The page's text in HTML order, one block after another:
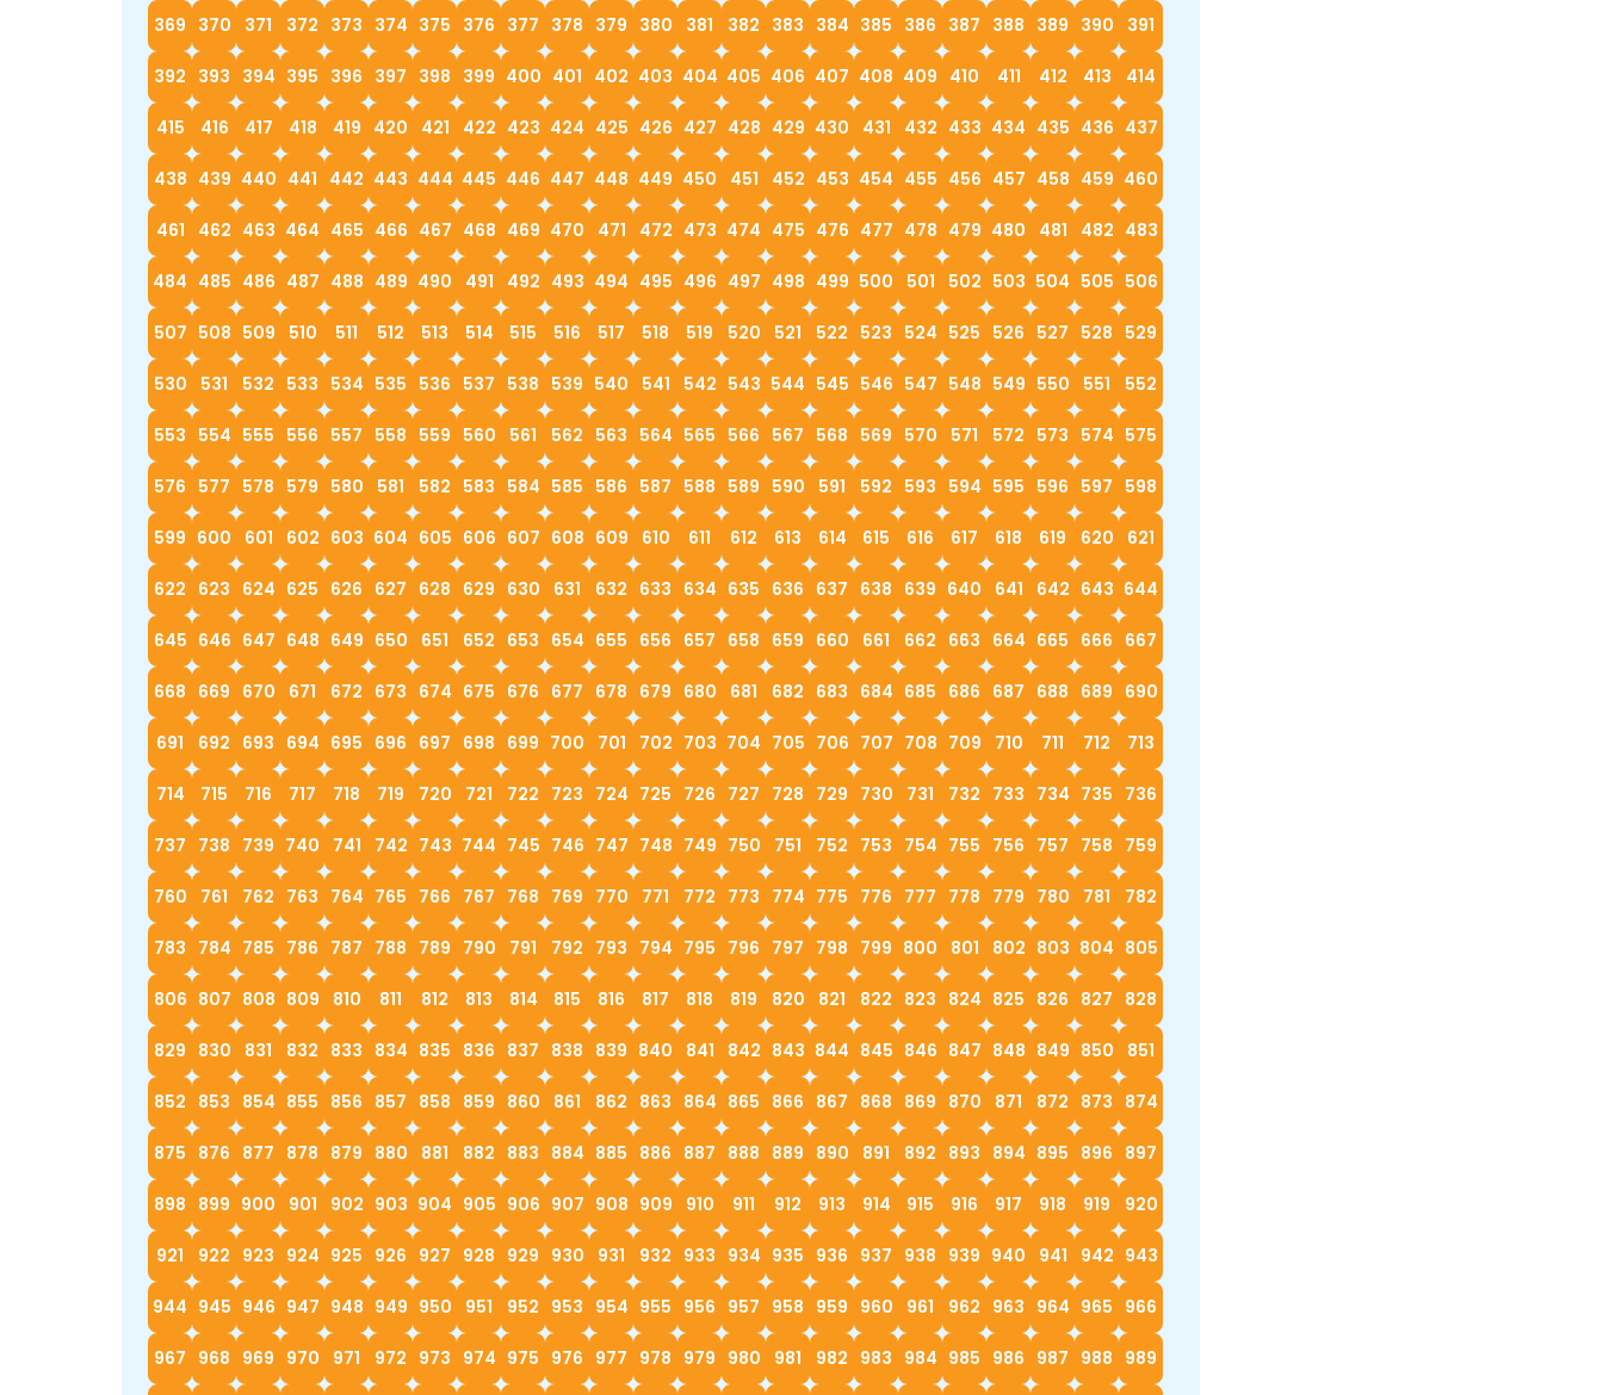
369 370 371 372 373 374 375 376 377 378 379 380 381 382 383 384 385 386 387 388 389 390 391
392 393 394 395 396 397 398 399 400 401 402 403 404 405 406 407 408 409 410 411 412 413 414
415 416 417 418 419 420 421 422 423 424 425 426 427 428 429 430 431 432 433 434 435 436 437
438 439 440 441 442 443 444 445 446 447 448 449 450 451 452 453 454 455 456 457 458 459 460
461 462 463 464 465 466 467 468 469 470 471 472 473 474 475 476 477 478 479 480 481 482 483
484 485 486 487 488 489 490 491 492 493 494 495 496 497 498 499 500 501 502 503 504 505 506
507 508 509 510 511 512 513 514 515 516 517 518 519 520 521 522 523 524 525 526 527 528 529
530 531 532 533 534 535 536 537 538 539 540 541 542 543 544 545 546 547 548 549 550 551 552
553 554 555 556 557 558 559 560 561 562 563 564 565 566 567 568 569 570 571 572 573 574 575
576 577 578 579 580 581 582 583 584 585 586 587 588 589 590 591 592 593 594 595 596 597 598
599 600 601 602 603 604 605 606 607 608 609 610 611 612 613 614 615 616 617 618 619 620 621
622 623 624 625 626 627 628 629 630 631 632 633 634 635 636 637 638 639 640 641 642 643 644
645 646 647 648 649 650 651 652 653 654 655 656 657 658 659 660 661 662 663 664 665 666 667
668 669 670 671 672 673 674 675 676 677 678 679 680 681 682 683 684 685 686 687 688 689 690
691 692 693 694 695 696 697 698 699 700 701 702 703 704 705 706 707 708 709 710 711 712 713
714 715 716 717 718 719 720 721 722 723 724 725 726 727 728 729 730 731 732 733 734 735 736
737 738 739 740 741 742 743 744 745 746 747 748 749 750 751 752 753 754 755 756 757 758 759
760 761 762 763 764 765 766 767 768 769 770 771 772 773 774 775 776 777 778 779 780 781 782
783 784 785 786 787 788 789 790 791 792 793 794 795 796 797 798 799 800 801 802 803 804 805
806 807 808 809 810 811 812 813 814 815 816 817 818 819 820 821 822 823 824 825 826 827 828
829 830 831 832 833 834 835 836 837 838 839 840 841 842 843 844 845 846 847 848 849 850 851
852 853 854 855 856 857 858 859 860 861 862 863 864 865 866 867 868 869 870 871 872 873 874
875 876 877 878 879 880 881 882 883 884 885 886 887 888 889 890 891 892 893 894 895 896 897
898 899 900 901 902 903 904 905 906 907 908 909 910 911 912 913 914 915 916 917 918 919 920
921 922 923 924 925 926 927 928 929 930 931 932 933 934 935 936 937 938 939 940 941 942 943
944 945 946 947 948 949 950 951 952 953 954 955 956 957 958 959 960 961 962 963 964 965 966
967 968 969 970 971 972 973 974 975 976 977 978 979 980 981 982 983 984 985 986 987 988 989